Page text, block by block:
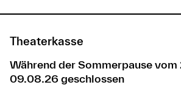
Theaterkasse
Während der Sommerpause
09.08.26 geschlossen